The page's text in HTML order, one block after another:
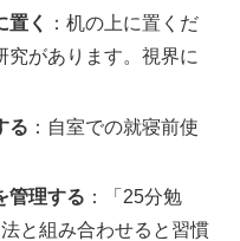
置く
：机の上に置くだ
究があります。視界に
る ：自室での就寝前使
管理する ：「25分勉
と組み合わせると習慣